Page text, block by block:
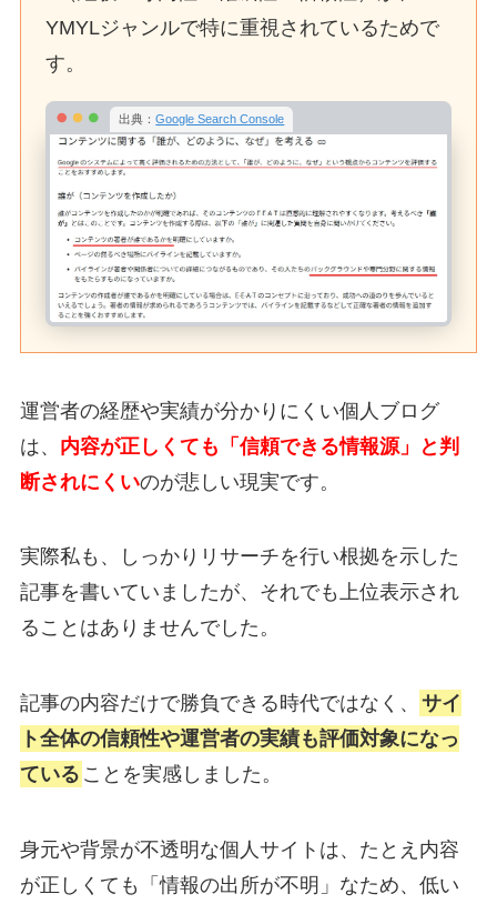
YMYLジャンルで特に重視されているためで
す。
出典：Google Search Console
運営者の経歴や実績が分かりにくい個人ブログ
は、 内容が正しくても「信頼できる情報源」と判
断されにくいのが悲しい現実です。
実際私も、しっかりリサーチを行い根拠を示した
記事を書いていましたが、それでも上位表示され
ることはありませんでした。
記事の内容だけで勝負できる時代ではなく、
サイ
ト全体の信頼性や運営者の実績も評価対象になっ
ている ことを実感しました。
身元や背景が不透明な個人サイトは、たとえ内容
が正しくても「情報の出所が不明」なため、低い